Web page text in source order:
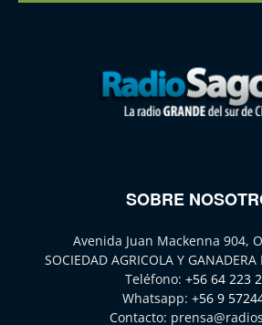
SOBRE
Avenida Juan Mackenna 904,
SOCIEDAD AGRICOLA Y
Teléfono: +56 64 223
Whatsapp: +56 9
Contacto: